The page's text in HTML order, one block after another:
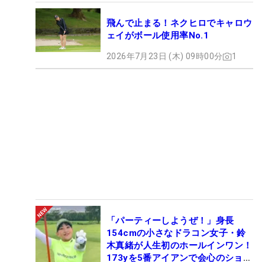
マイナビ、株式会社ALBA、株式会社ALBA TV）は将
来ツアーで活躍することを目指す、JLPGAプロテス
ト合格前の若手女子ゴルファーが経験を積むための
場として2019年に始まった。今シーズンは全15戦
が予定されている。出場選手は年間ポイントランキ
飛んで止まる！ネクヒロでキャロウ
ェイがボール使用率No.1
2026年7月23日 (木) 09時00分 1
「パーティーしようぜ！」身長
154cmの小さなドラコン女子・鈴
木真緒が人生初のホールインワン！
173yを5番アイアンで会心のショッ